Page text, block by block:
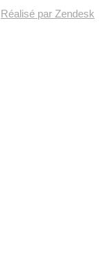
Réalisé par Zendesk